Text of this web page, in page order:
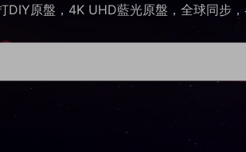
DIY原盤，4K UHD藍光原盤，全球同步